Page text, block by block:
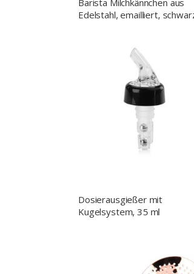
Edelstahl, emailliert,
Dosierausgießer mit
Kugelsystem, 35 ml